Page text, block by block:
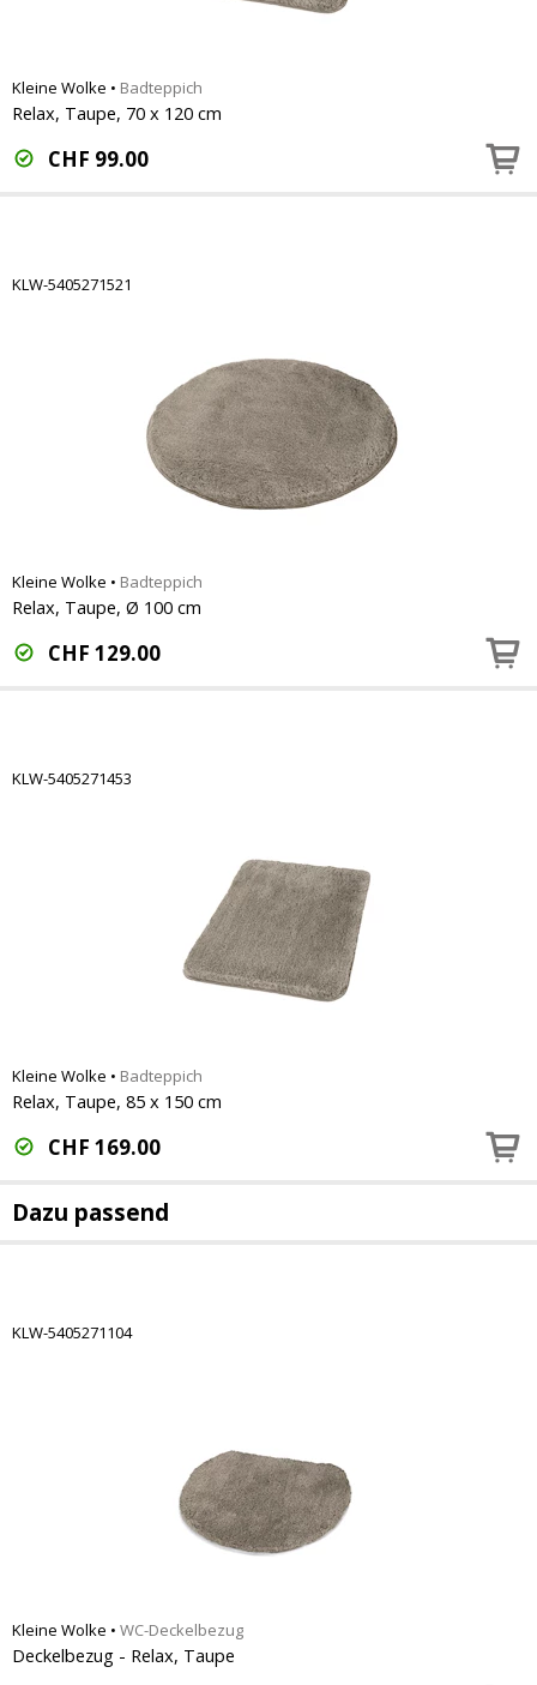
Kleine Wolke • Badteppich
Relax, Taupe, 70 x 120 cm
CHF 99.00
KLW-5405271521
Kleine Wolke • Badteppich
Relax, Taupe, Ø 100 cm
CHF 129.00
KLW-5405271453
Kleine Wolke • Badteppich
Relax, Taupe, 85 x 150 cm
CHF 169.00
Dazu passend
KLW-5405271104
Kleine Wolke • WC-Deckelbezug
Deckelbezug - Relax, Taupe